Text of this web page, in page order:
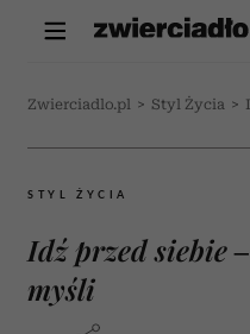
Zwierciadlo.pl > Styl Życia >
STYL ŻYCIA
Idź przed siebie
myśli